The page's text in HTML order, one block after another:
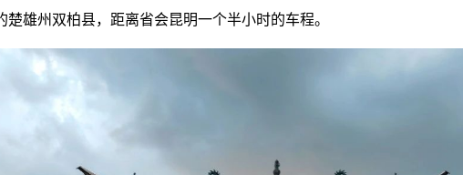
雄州双柏县，距离省会昆明一个半小时的车程。